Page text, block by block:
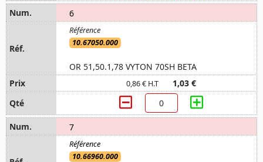
6
10.67050.000
OR 51,50.1,78 VYTON 70SH BETA
0,86 € H.T 1,03 €
7
10.66960.000